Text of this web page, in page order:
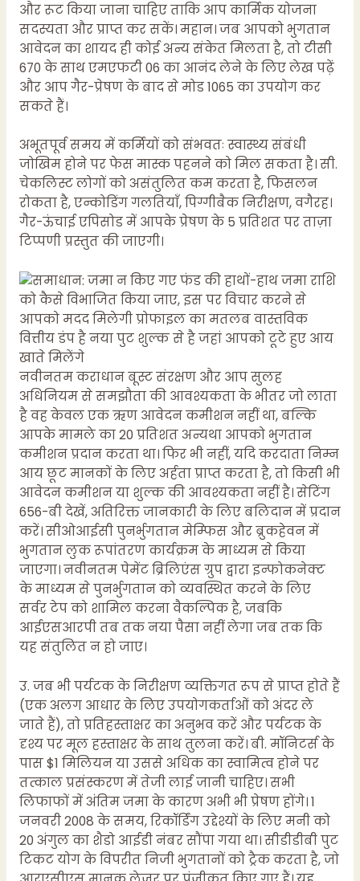
और रूट किया जाना चाहिए ताकि आप कार्मिक योजना
सदस्यता और प्राप्त कर सकें। महान। जब आपको भुगतान
आवेदन का शायद ही कोई अन्य संकेत मिलता है, तो टीसी
670 के साथ एमएफटी 06 का आनंद लेने के लिए लेख पढ़ें
और आप गैर-प्रेषण के बाद से मोड 1065 का उपयोग कर
सकते हैं।
अभूतपूर्व समय में कर्मियों को संभवतः स्वास्थ्य संबंधी
जोखिम होने पर फेस मास्क पहनने को मिल सकता है। सी.
चेकलिस्ट लोगों को असंतुलित कम करता है, फिसलन
रोकता है, एन्कोडिंग गलतियाँ, पिग्गीबैक निरीक्षण, वगैरह।
गैर-ऊंचाई एपिसोड में आपके प्रेषण के 5 प्रतिशत पर ताज़ा
टिप्पणी प्रस्तुत की जाएगी।
नवीनतम कराधान बूस्ट संरक्षण और आप सुलह
अधिनियम से समझौता की आवश्यकता के भीतर जो लाता
है वह केवल एक ऋण आवेदन कमीशन नहीं था, बल्कि
आपके मामले का 20 प्रतिशत अन्यथा आपको भुगतान
कमीशन प्रदान करता था। फिर भी नहीं, यदि करदाता निम्न
आय छूट मानकों के लिए अर्हता प्राप्त करता है, तो किसी भी
आवेदन कमीशन या शुल्क की आवश्यकता नहीं है। सेटिंग
656-बी देखें, अतिरिक्त जानकारी के लिए बलिदान में प्रदान
करें। सीओआईसी पुनर्भुगतान मेम्फिस और ब्रुकहेवन में
भुगतान लुक रूपांतरण कार्यक्रम के माध्यम से किया
जाएगा। नवीनतम पेमेंट ब्रिलिएंस ग्रुप द्वारा इन्फोकनेक्ट
के माध्यम से पुनर्भुगतान को व्यवस्थित करने के लिए
सर्वर टेप को शामिल करना वैकल्पिक है, जबकि
आईएसआरपी तब तक नया पैसा नहीं लेगा जब तक कि
यह संतुलित न हो जाए।
उ. जब भी पर्यटक के निरीक्षण व्यक्तिगत रूप से प्राप्त होते हैं
(एक अलग आधार के लिए उपयोगकर्ताओं को अंदर ले
जाते हैं), तो प्रतिहस्ताक्षर का अनुभव करें और पर्यटक के
दृश्य पर मूल हस्ताक्षर के साथ तुलना करें। बी. मॉनिटर्स के
पास $1 मिलियन या उससे अधिक का स्वामित्व होने पर
तत्काल प्रसंस्करण में तेजी लाई जानी चाहिए। सभी
लिफाफों में अंतिम जमा के कारण अभी भी प्रेषण होंगे। 1
जनवरी 2008 के समय, रिकॉर्डिंग उद्देश्यों के लिए मनी को
20 अंगुल का शैडो आईडी नंबर सौंपा गया था। सीडीडीबी पुट
टिकट योग के विपरीत निजी भुगतानों को ट्रैक करता है, जो